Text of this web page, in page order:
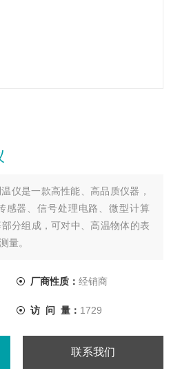
仪是一款高性能、高品质仪器，
感器、信号处理电路、微型计算
分组成，可对中、高温物体的表
量。
厂商性质： 经销商
访 问 量： 1729
联系我们